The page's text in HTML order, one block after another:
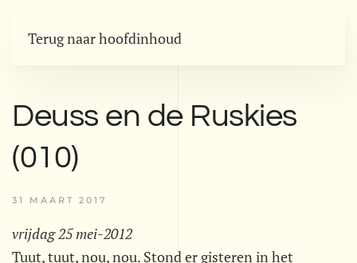
Terug naar hoofdinhoud
Deuss en de Ruskies
(010)
31 MAART 2017
vrijdag 25 mei-2012
Tuut, tuut, nou, nou. Stond er gisteren in het